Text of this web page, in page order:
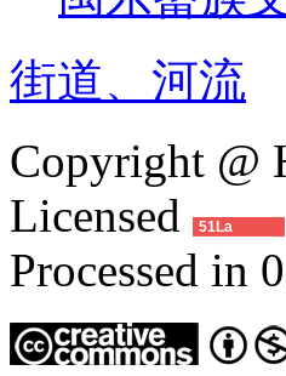
街道、河流
Copyright @
Licensed
51La
Processed in